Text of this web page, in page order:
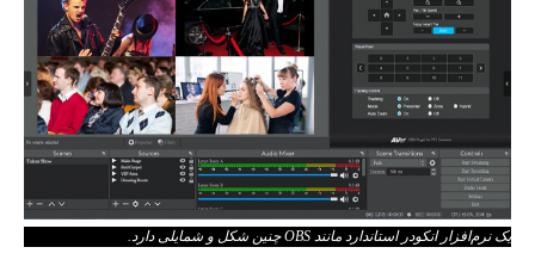
یک نرم‌افزار انکودر استاندارد مانند OBS چنین شکل و شمایلی دارد.